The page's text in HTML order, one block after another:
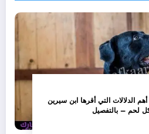
الدلالات التي أقرها ابن سيرين
لحم – بالتفصيل